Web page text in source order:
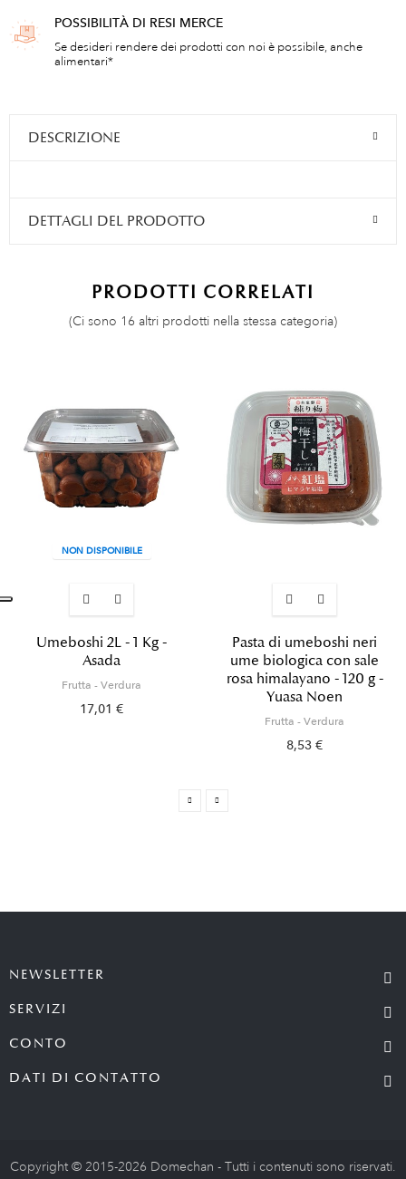
POSSIBILITÀ DI RESI MERCE
Se desideri rendere dei prodotti con noi è possibile, anche
alimentari*
DESCRIZIONE
DETTAGLI DEL PRODOTTO
PRODOTTI CORRELATI
(Ci sono 16 altri prodotti nella stessa categoria)
NON DISPONIBILE
Umeboshi 2L - 1 Kg -
Asada
Frutta - Verdura
17,01 €
Pasta di umeboshi neri
ume biologica con sale
rosa himalayano - 120 g -
Yuasa Noen
Frutta - Verdura
8,53 €
NEWSLETTER
SERVIZI
CONTO
DATI DI CONTATTO
Copyright © 2015-2026 Domechan - Tutti i contenuti sono riservati.